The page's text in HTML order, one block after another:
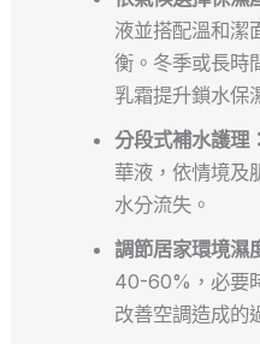
液並搭配溫和潔
衡。冬季或長時
乳霜提升鎖水保
分段式補水護理：
華液，依情境及
水分流失。
調節居家環境濕
40-60%，必要
改善空調造成的